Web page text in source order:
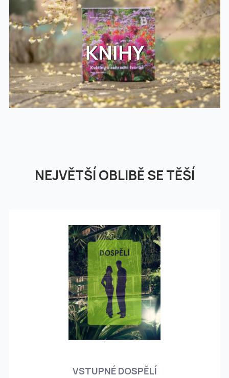
KNIHY
NEJVĚTŠÍ OBLIBĚ SE TĚŠÍ
VSTUPNÉ DOSPĚLÍ